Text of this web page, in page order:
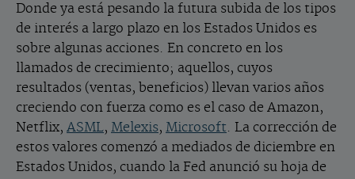
Donde ya está pesando la futura subida de los tipos
de interés a largo plazo en los Estados Unidos es
sobre algunas acciones. En concreto en los
llamados de crecimiento; aquellos, cuyos
resultados (ventas, beneficios) llevan varios años
creciendo con fuerza como es el caso de Amazon,
Netflix, ASML, Melexis, Microsoft. La corrección de
estos valores comenzó a mediados de diciembre en
Estados Unidos, cuando la Fed anunció su hoja de